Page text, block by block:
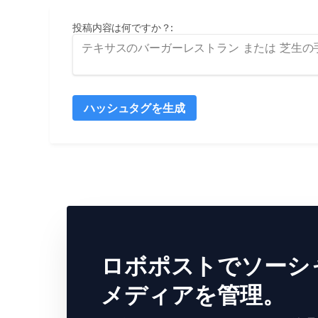
投稿内容は何ですか？:
ハッシュタグを生成
ロボポストでソーシ
メディアを管理。